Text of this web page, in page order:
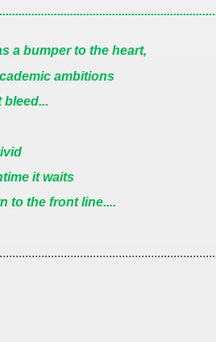
a bumper to the heart,
ambitions
bleed...
it waits
to the front line....
Ediz.Rosone.